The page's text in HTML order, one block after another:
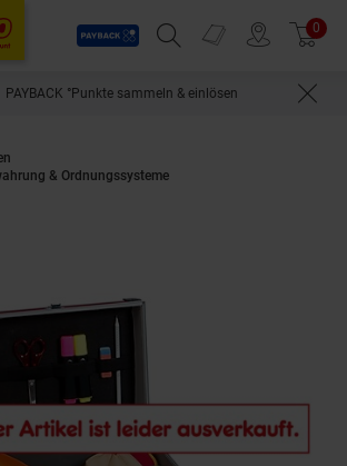
Payback
Suchfeld einblenden
Prospekte 0
PAYBACK °Punkte sammeln & einlösen
& Ordnungssysteme